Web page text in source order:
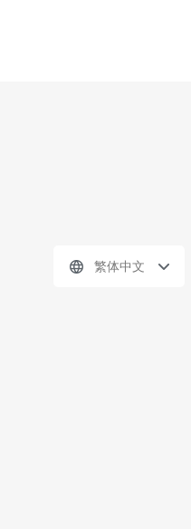
繁体中文